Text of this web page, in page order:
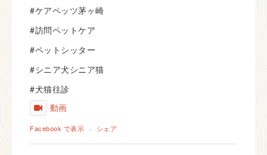
#ケアペッツ茅ヶ崎
#訪問ペットケア
#ペットシッター
#シニア犬シニア猫
#犬猫往診
動画
Facebook で表示 · シェア